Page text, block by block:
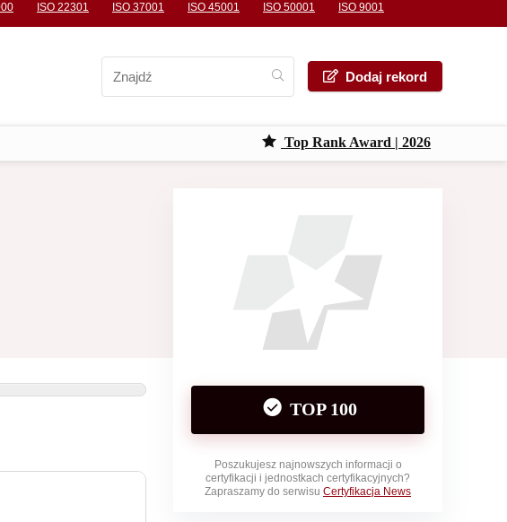
ISO 22301 ISO 37001 ISO 45001 ISO 50001
ISO 9001
Dodaj rekord
Top Rank Award | 2026
TOP 100
Poszukujesz najnowszych informacji o
certyfikacji i jednostkach certyfikacyjnych?
Zapraszamy do serwisu Certyfikacja News